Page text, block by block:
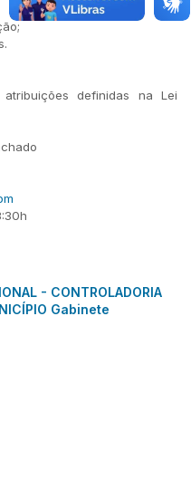
definidas na Lei
- CONTROLADORIA
Gabinete